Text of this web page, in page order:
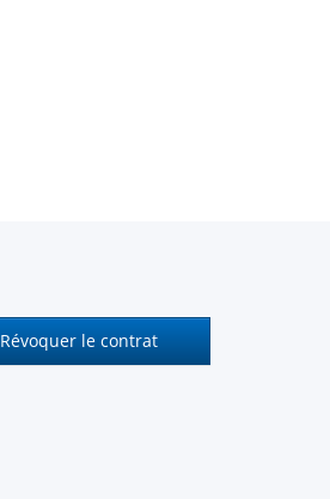
Révoquer le contrat